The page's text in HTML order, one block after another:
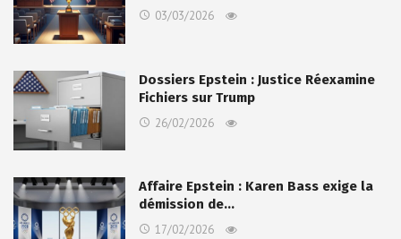
03/03/2026
Dossiers Epstein : Justice Réexamine
Fichiers sur Trump
26/02/2026
Affaire Epstein : Karen Bass exige la
démission de…
17/02/2026